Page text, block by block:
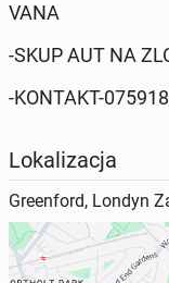
VANA
-SKUP AUT NA
-KONTAKT-
Lokalizacja
Greenford, Londyn